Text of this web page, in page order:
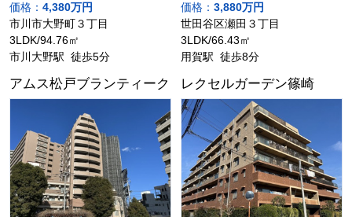
価格： 4,380万円
市川市大野町３丁目
3LDK/94.76㎡
市川大野駅 徒歩5分
価格： 3,880万円
世田谷区瀬田３丁目
3LDK/66.43㎡
用賀駅 徒歩8分
アムス松戸ブランティーク レクセルガーデン篠崎